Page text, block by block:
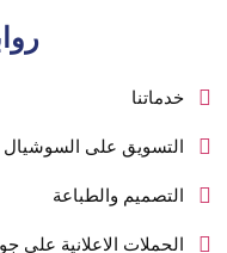
خدماتنا
التسويق على السوشيال
التصميم والطباعة
الحملات الاعلانية على